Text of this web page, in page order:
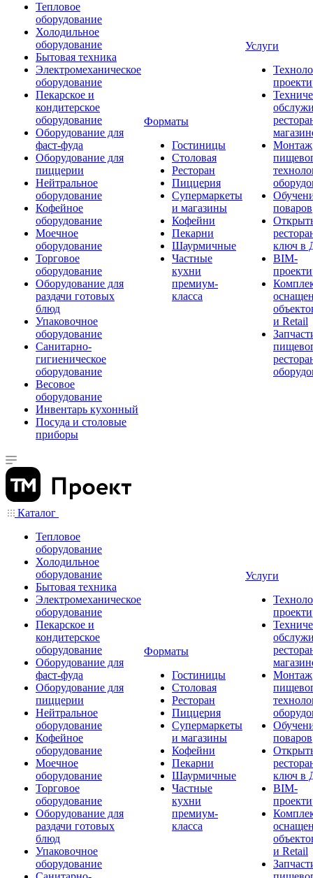
Тепловое
оборудование
Холодильное
оборудование
Бытовая техника
Электромеханическое
оборудование
Пекарское и
кондитерское
оборудование
Оборудование для
фаст-фуда
Оборудование для
пиццерии
Нейтральное
оборудование
Кофейное
оборудование
Моечное
оборудование
Торговое
оборудование
Оборудование для
раздачи готовых
блюд
Упаковочное
оборудование
Санитарно-
гигиеническое
оборудование
Весовое
оборудование
Инвентарь кухонный
Посуда и столовые
приборы
Форматы
Гостиницы
Столовая
Ресторан
Пиццерия
Супермаркеты
и магазины
Кофейни
Пекарни
Шаурмичные
Частные
кухни
премиум-
класса
Услуги
Монтаж
поваров
ключ в
BIM-
и Retail
Каталог
Тепловое
оборудование
Холодильное
оборудование
Бытовая техника
Электромеханическое
оборудование
Пекарское и
кондитерское
оборудование
Оборудование для
фаст-фуда
Оборудование для
пиццерии
Нейтральное
оборудование
Кофейное
оборудование
Моечное
оборудование
Торговое
оборудование
Оборудование для
раздачи готовых
блюд
Упаковочное
оборудование
Форматы
Гостиницы
Столовая
Ресторан
Пиццерия
Супермаркеты
и магазины
Кофейни
Пекарни
Шаурмичные
Частные
кухни
премиум-
класса
Услуги
Монтаж
поваров
ключ в
BIM-
и Retail